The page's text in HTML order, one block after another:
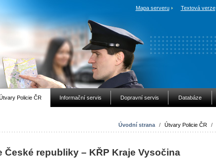
Mapa serveru Textová verze
Policie ČR Informační servis Dopravní servis Databáze
Úvodní strana / Útvary Policie ČR /
České republiky – KŘP Kraje Vysočina